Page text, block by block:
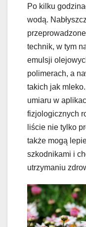
Po kilku
wodą.
technik, w tym
emulsji
polimerach, a
takich jak
umiaru w
fizjologicznych
liście nie tylko
także mogą
szkodnikami i
utrzymaniu